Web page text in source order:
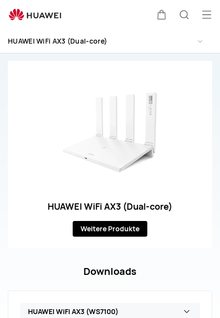
WiFi
(Dual-
core)
HUAWEI WiFi AX3 (Dual-core)
HUAWEI WiFi AX3 (Dual-core)
Weitere Produkte
Downloads
HUAWEI WiFi AX3 (WS7100)